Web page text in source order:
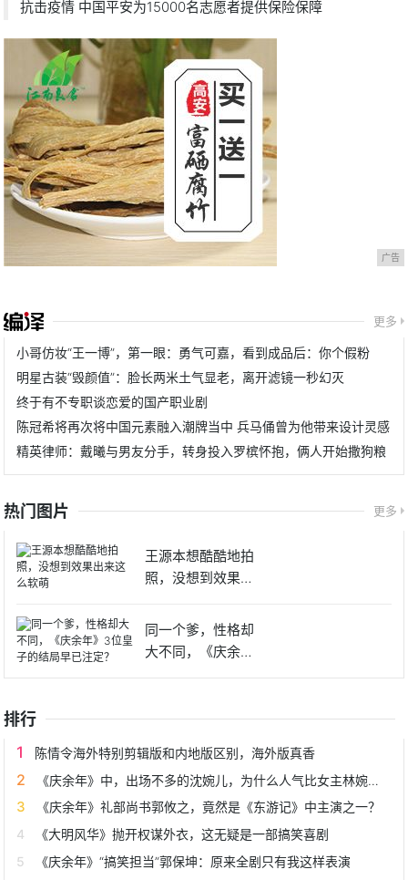
抗击疫情 中国平安为15000名志愿者提供保险保障
广告
更多
小哥仿妆“王一博”，第一眼：勇气可嘉，看到成品后：你个假粉
明星古装“毁颜值”：脸长两米土气显老，离开滤镜一秒幻灭
终于有不专职谈恋爱的国产职业剧
陈冠希将再次将中国元素融入潮牌当中 兵马俑曾为他带来设计灵感
精英律师：戴曦与男友分手，转身投入罗槟怀抱，俩人开始撒狗粮
热门图片 更多
王源本想酷酷地拍
照，没想到效果出
同一个爹，性格却
大不同，《庆余
年》3位皇
排行
陈情令海外特别剪辑版和内地版区别，海外版真香
《庆余年》中，出场不多的沈婉儿，为什么人气比女主林婉儿还高？
《庆余年》礼部尚书郭攸之，竟然是《东游记》中主演之一？
《大明风华》抛开权谋外衣，这无疑是一部搞笑喜剧
《庆余年》“搞笑担当”郭保坤：原来全剧只有我这样表演